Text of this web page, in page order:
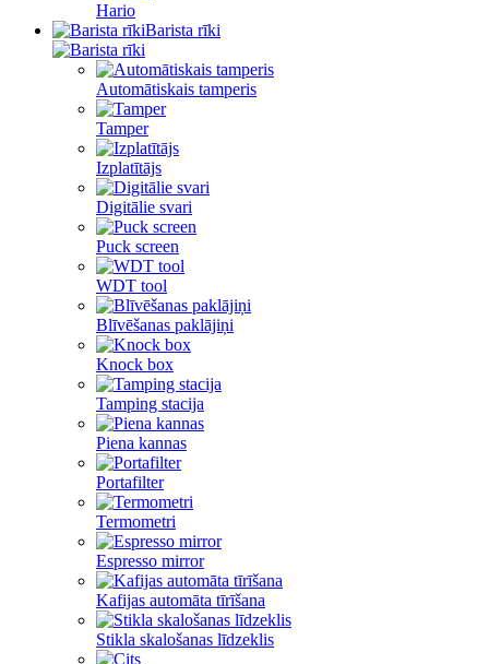
Hario
Barista rīki
Automātiskais tamperis
Tamper
Izplatītājs
Digitālie svari
Puck screen
WDT tool
Blīvēšanas paklājiņi
Knock box
Tamping stacija
Piena kannas
Portafilter
Termometri
Espresso mirror
Kafijas automāta tīrīšana
Stikla skalošanas līdzeklis